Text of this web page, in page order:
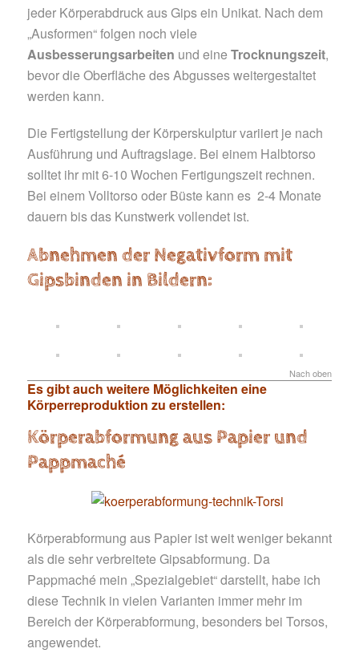
jeder Körperabdruck aus Gips ein Unikat. Nach dem
„Ausformen“ folgen noch viele
Ausbesserungsarbeiten und eine Trocknungszeit,
bevor die Oberfläche des Abgusses weitergestaltet
werden kann.
Die Fertigstellung der Körperskulptur variiert je nach
Ausführung und Auftragslage. Bei einem Halbtorso
solltet ihr mit 6-10 Wochen Fertigungszeit rechnen.
Bei einem Volltorso oder Büste kann es 2-4 Monate
dauern bis das Kunstwerk vollendet ist.
Abnehmen der Negativform mit
Gipsbinden in Bildern:
Nach oben
Es gibt auch weitere Möglichkeiten eine
Körperreproduktion zu erstellen:
Körperabformung aus Papier und
Pappmaché
Körperabformung aus Papier ist weit weniger bekannt
als die sehr verbreitete Gipsabformung. Da
Pappmaché mein „Spezialgebiet“ darstellt, habe ich
diese Technik in vielen Varianten immer mehr im
Bereich der Körperabformung, besonders bei Torsos,
angewendet.